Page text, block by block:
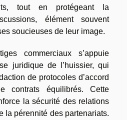
tout en protégeant la
élément souvent
soucieuses de leur image.
commerciaux s’appuie
juridique de l’huissier, qui
de protocoles d’accord
contrats équilibrés. Cette
la sécurité des relations
la pérennité des partenariats.